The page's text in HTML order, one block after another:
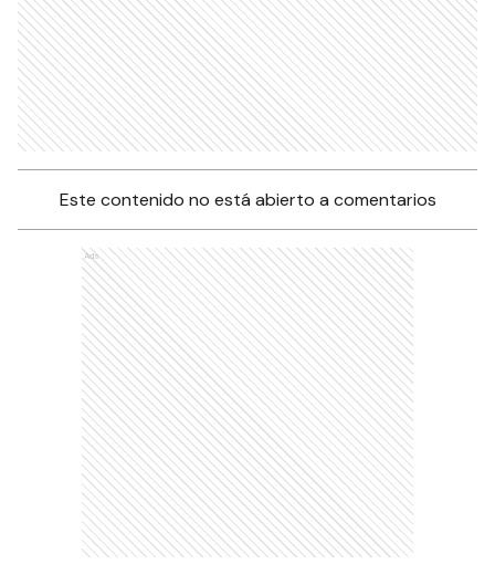
Este contenido no está abierto a comentarios
Ads